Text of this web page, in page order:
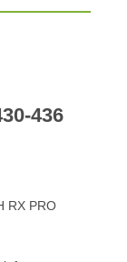
436
RX PRO